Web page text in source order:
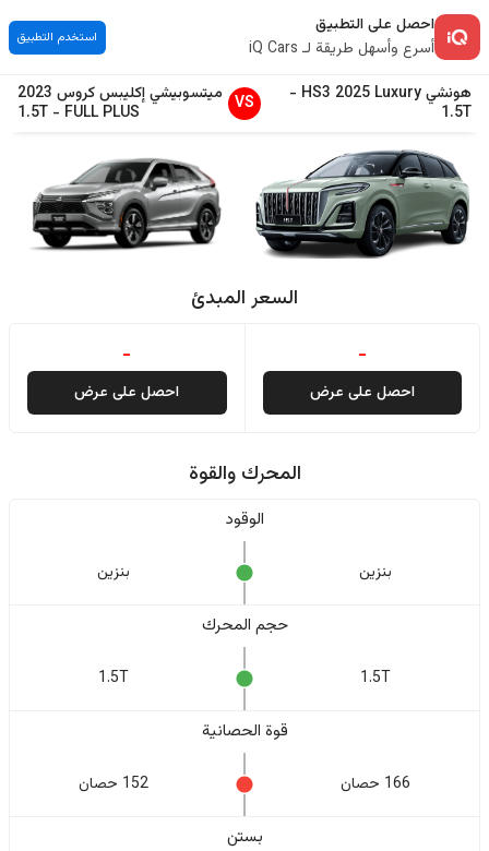
احصل على التطبيق
أسرع وأسهل طريقة لـ iQ Cars
استخدم التطبيق
هونشي HS3 2025 Luxury
-
1.5T
VS ميتسوبيشيإكليبس كروس 2023
FULL PLUS
-
1.5T
السعر المبدئ
-
احصل على عرض
-
احصل على عرض
المحرك والقوة
الوقود
بنزين بنزين
حجم المحرك
1.5T
1.5T
قوة الحصانية
166 حصان 152 حصان
بستن